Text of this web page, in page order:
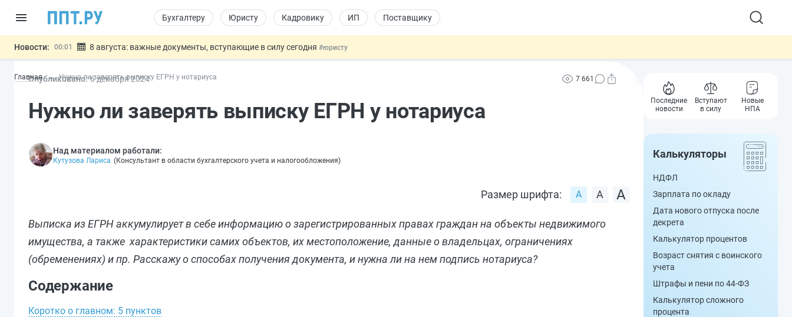
Бухгалтеру Юристу Кадровику ИП Поставщику
Новости: 00:01 8 августа: важные документы, вступающие в силу сегодня #юристу
07.08 Дистанционную работу беременных пропишут в ТК РФ
07.08
Важно Разработают единые критерии трудовых и ГПХ-отношений #кадровику
Главная Нужно ли заверять выписку ЕГРН у нотариуса
Опубликовано: 6 декабря2024 7 661
Нужно ли заверять выписку ЕГРН у нотариуса
Над материалом работали:
Кутузова Лариса (Консультант в области бухгалтерского учета и налогообложения)
Размер шрифта:
Выписка из ЕГРН аккумулирует в себе информацию о зарегистрированных правах граждан на объекты недвижимого
имущества, а также характеристики самих объектов, их местоположение, данные о владельцах, ограничениях
(обременениях) и пр. Расскажу о способах получения документа, и нужна ли на нем подпись нотариуса?
Содержание
Коротко о главном: 5 пунктов
Последние
новости
Вступают
в силу
Новые
НПА
Калькуляторы
НДФЛ
Зарплата по окладу
Дата нового отпуска после
декрета
Калькулятор процентов
Возраст снятия с воинского
учета
Штрафы и пени по 44-ФЗ
Калькулятор сложного
процента